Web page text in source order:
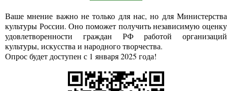
Ваше мнение важно не только для нас, но для Министерства
культуры России. Оно поможет получить независимую оценку
удовлетворенности граждан РФ работой организаций
культуры, искусства и народного творчества.
Опрос будет доступен с 1 января 2025 года!